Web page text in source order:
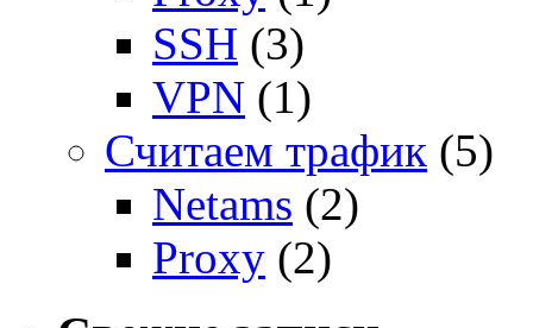
SSH (3)
VPN (1)
Считаем трафик (5)
Netams (2)
Proxy (2)